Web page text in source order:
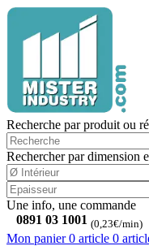
Recherche par produit ou
Rechercher par dimension
Une info, une commande
0891 03 1001 (0,23€/min)
Mon panier 0 article 0